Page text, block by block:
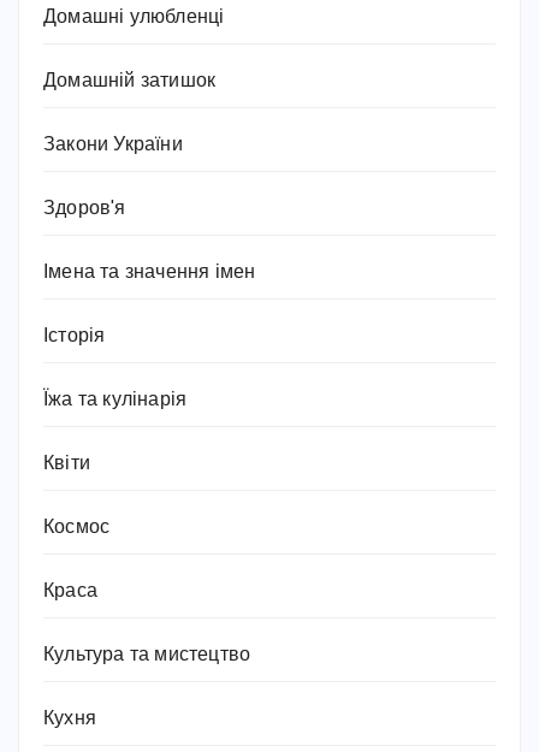
Домашні улюбленці
Домашній затишок
Закони України
Здоров'я
Імена та значення імен
Історія
Їжа та кулінарія
Квіти
Космос
Краса
Культура та мистецтво
Кухня